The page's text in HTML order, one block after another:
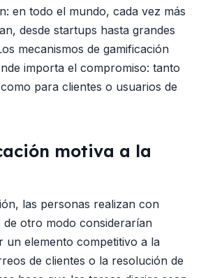
en todo el mundo, cada vez más
desde startups hasta grandes
mecanismos de gamificación
importa el compromiso: tanto
para clientes o usuarios de
motiva a la
las personas realizan con
de otro modo considerarían
un elemento competitivo a la
de clientes o la resolución de